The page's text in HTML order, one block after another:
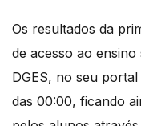
Os resultados da
de acesso ao
DGES, no seu
das 00:00, ficando